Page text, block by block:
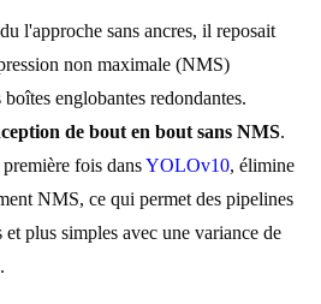
l'approche sans ancres, il reposait
non maximale (NMS)
englobantes redondantes.
de bout en bout sans NMS.
fois dansYOLOv10, élimine
NMS, ce qui permet des pipelines
plus simples avec une variance de